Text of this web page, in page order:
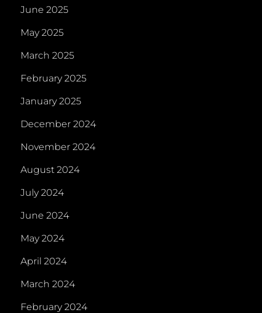
June 2025
May 2025
March 2025
February 2025
January 2025
December 2024
November 2024
August 2024
July 2024
June 2024
May 2024
April 2024
March 2024
February 2024